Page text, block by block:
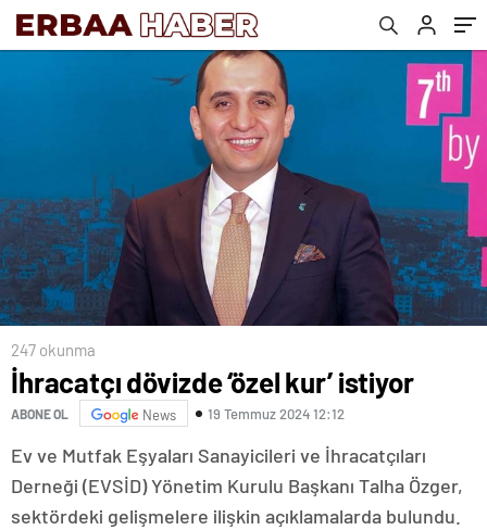
247 okunma
İhracatçı dövizde ‘özel kur’ istiyor
ABONE OL News 19 Temmuz 2024 12:12
Ev ve Mutfak Eşyaları Sanayicileri ve İhracatçıları
Derneği (EVSİD) Yönetim Kurulu Başkanı Talha Özger,
sektördeki gelişmelere ilişkin açıklamalarda bulundu.